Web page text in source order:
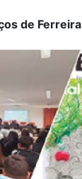
de Ferreira